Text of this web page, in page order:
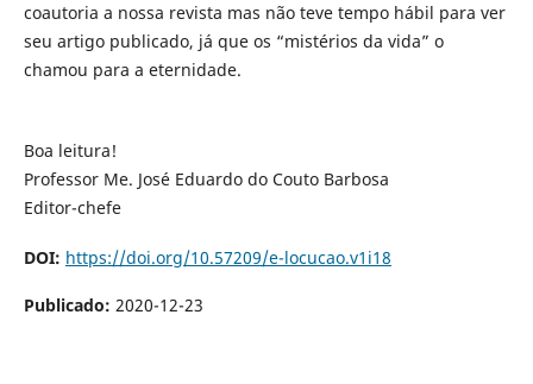
coautoria a nossa revista mas não teve tempo hábil para ver
seu artigo publicado, já que os “mistérios da vida” o
chamou para a eternidade.
Boa leitura!
Professor Me. José Eduardo do Couto Barbosa
Editor-chefe
DOI: https://doi.org/10.57209/e-locucao.v1i18
Publicado: 2020-12-23